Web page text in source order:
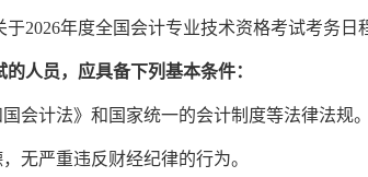
2026年度全国会计专业技术资格考试考务
人员，应具备下列基本条件：
会计法》和国家统一的会计制度等法律法规。
无严重违反财经纪律的行为。